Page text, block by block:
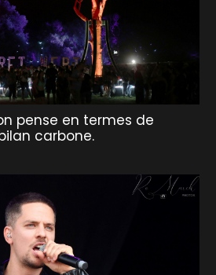
pense en termes de
carbone.